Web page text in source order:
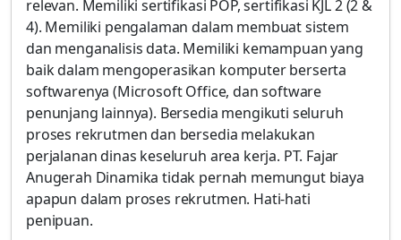
relevan. Memiliki sertifikasi POP, sertifikasi KJL 2 (2 &
4). Memiliki pengalaman dalam membuat sistem
dan menganalisis data. Memiliki kemampuan yang
baik dalam mengoperasikan komputer berserta
softwarenya (Microsoft Office, dan software
penunjang lainnya). Bersedia mengikuti seluruh
proses rekrutmen dan bersedia melakukan
perjalanan dinas keseluruh area kerja. PT. Fajar
Anugerah Dinamika tidak pernah memungut biaya
apapun dalam proses rekrutmen. Hati-hati
penipuan.